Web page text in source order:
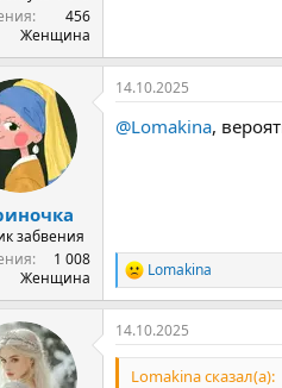
456
Женщина
забвения
1 008
Женщина
14.10.2025
@Lomakina,
Р
е
а
к
ц
и
Lomakina
14.10.2025
Lomakina сказал(а):